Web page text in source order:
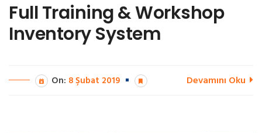
Full Training & Workshop
Inventory System
On: 8 Şubat 2019 Devamını Oku